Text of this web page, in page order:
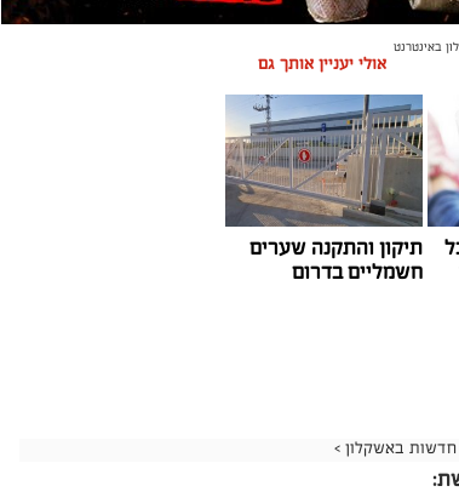
באינטרנט
אולי יעניין אותך גם
תיקון והתקנה שערים
חשמליים בדרום
חדשות באשקלון >